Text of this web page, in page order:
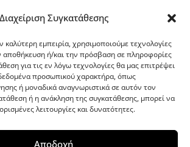
Διαχείριση Συγκατάθεσης
καλύτερη εμπειρία, χρησιμοποιούμε τεχνολογίες
αποθήκευση ή/και την πρόσβαση σε πληροφορίες
για τις εν λόγω τεχνολογίες θα μας επιτρέψει
προσωπικού χαρακτήρα, όπως
ή μοναδικά αναγνωριστικά σε αυτόν τον
ή η ανάκληση της συγκατάθεσης, μπορεί να
λειτουργίες και δυνατότητες.
Αποδοχή